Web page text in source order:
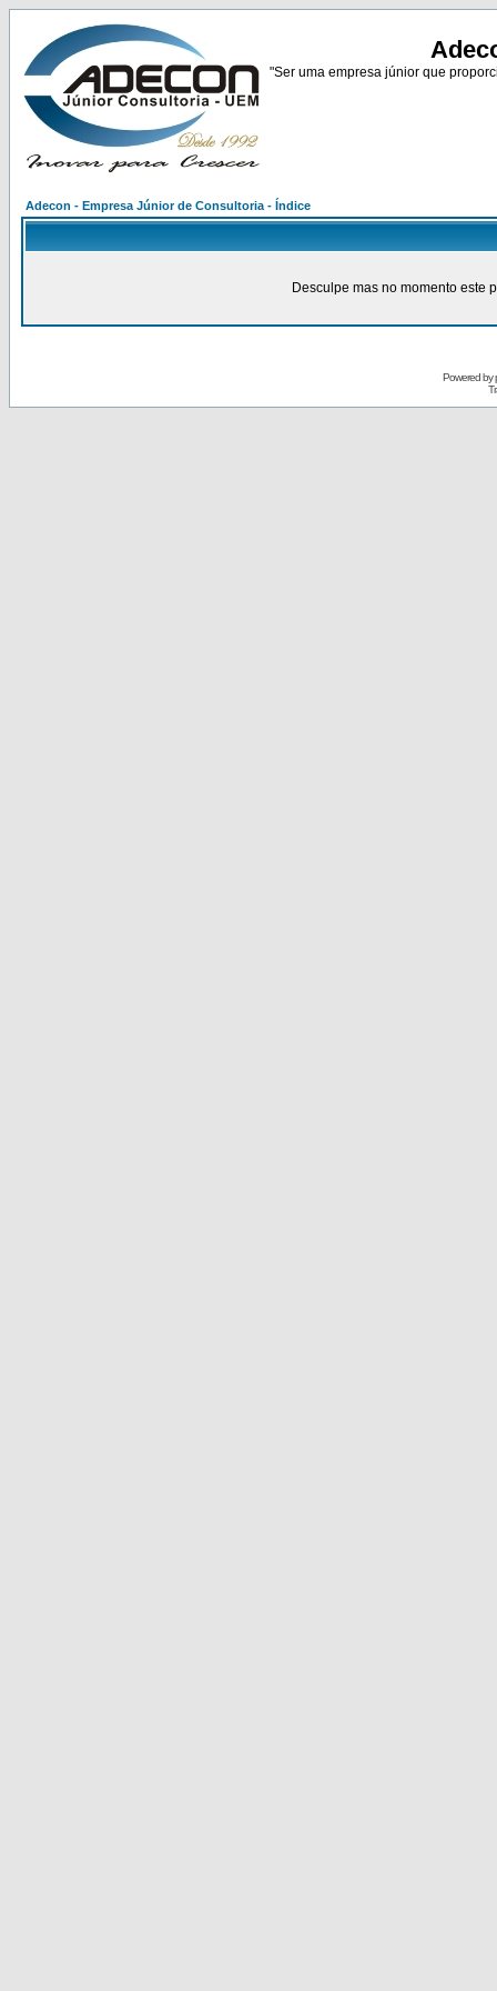
"Ser uma empresa júnior que
Adecon - Empresa Júnior de Consultoria - Índice
Desculpe mas no momento este
Powered by